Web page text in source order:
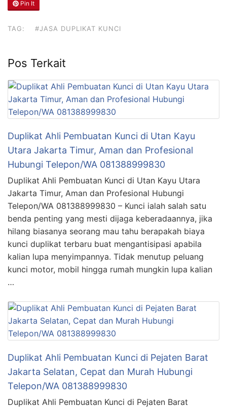
Pin It
TAG: #JASA DUPLIKAT KUNCI
Pos Terkait
Duplikat Ahli Pembuatan Kunci di Utan Kayu
Utara Jakarta Timur, Aman dan Profesional
Hubungi Telepon/WA 081388999830
Duplikat Ahli Pembuatan Kunci di Utan Kayu Utara
Jakarta Timur, Aman dan Profesional Hubungi
Telepon/WA 081388999830 – Kunci ialah salah satu
benda penting yang mesti dijaga keberadaannya, jika
hilang biasanya seorang mau tahu berapakah biaya
kunci duplikat terbaru buat mengantisipasi apabila
kalian lupa menyimpannya. Tidak menutup peluang
kunci motor, mobil hingga rumah mungkin lupa kalian
…
Duplikat Ahli Pembuatan Kunci di Pejaten Barat
Jakarta Selatan, Cepat dan Murah Hubungi
Telepon/WA 081388999830
Duplikat Ahli Pembuatan Kunci di Pejaten Barat